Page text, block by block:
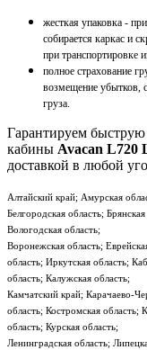
жесткая упаковка -
собирается каркас и
при транспортировке
полное страхование
возмещение убытков,
груза.
Гарантируем
кабины Avacan L720
доставкой в любой
Алтайский край; Амурская
Белгородская область;
Вологодская область;
Воронежская область;
область; Иркутская область;
область; Калужская область;
Камчатский край; Карачаево-
область; Костромская область;
область; Курская область;
Ленинградская область;